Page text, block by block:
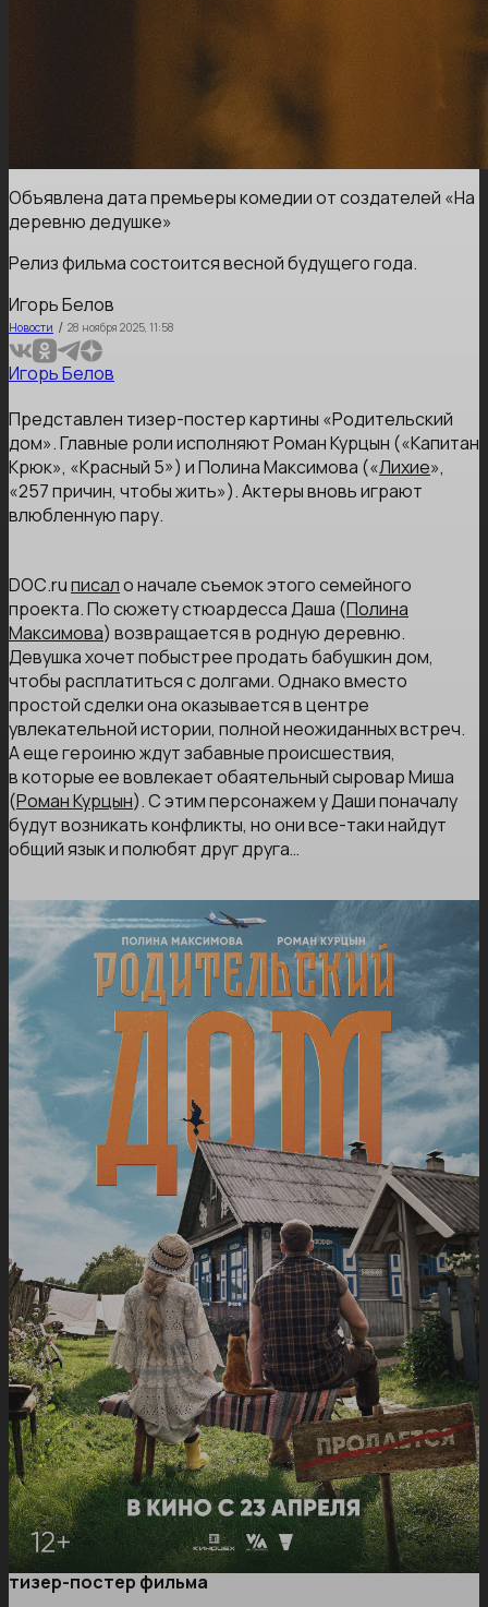
Объявлена дата премьеры комедии от создателей «На
деревню дедушке»
Релиз фильма состоится весной будущего года.
Игорь Белов
Новости / 28 ноября 2025, 11:58
Игорь Белов
Представлен тизер-постер картины «Родительский
дом». Главные роли исполняют Роман Курцын («Капитан
Крюк», «Красный 5») и Полина Максимова («Лихие»,
«257 причин, чтобы жить»). Актеры вновь играют
влюбленную пару.
DОС.ruписало начале съемок этого семейного
проекта. По сюжету стюардесса Даша (Полина
Максимова) возвращается в родную деревню.
Девушка хочет побыстрее продать бабушкин дом,
чтобы расплатиться с долгами. Однако вместо
простой сделки она оказывается в центре
увлекательной истории, полной неожиданных встреч.
А еще героиню ждут забавные происшествия,
в которые ее вовлекает обаятельный сыровар Миша
(Роман Курцын). С этим персонажем у Даши поначалу
будут возникать конфликты, но они все-таки найдут
общий язык и полюбят друг друга…
тизер-постер фильма